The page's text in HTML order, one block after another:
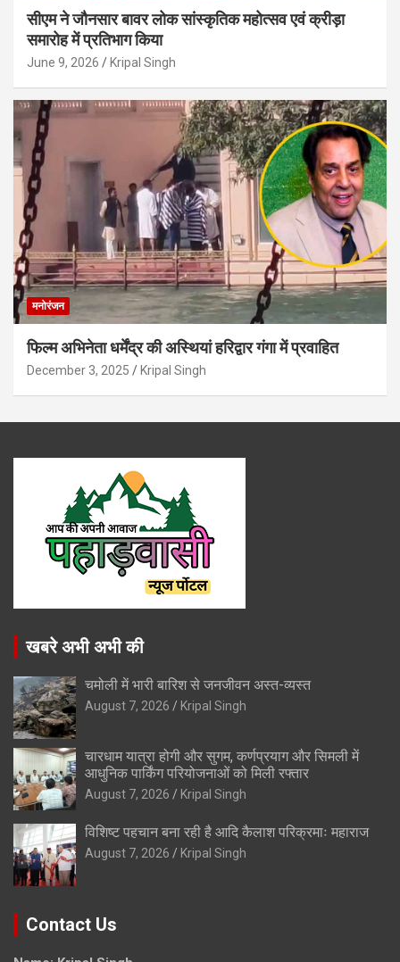
सीएम ने जौनसार बावर लोक सांस्कृतिक महोत्सव एवं क्रीड़ा
समारोह में प्रतिभाग किया
June 9, 2026 Kripal Singh
मनोरंजन
फिल्म अभिनेता धर्मेंद्र की अस्थियां हरिद्वार गंगा में प्रवाहित
December 3, 2025 Kripal Singh
खबरे अभी अभी की
चमोली में भारी बारिश से जनजीवन अस्त-व्यस्त
August 7, 2026 Kripal Singh
चारधाम यात्रा होगी और सुगम, कर्णप्रयाग और सिमली में
आधुनिक पार्किंग परियोजनाओं को मिली रफ्तार
August 7, 2026 Kripal Singh
विशिष्ट पहचान बना रही है आदि कैलाश परिक्रमाः महाराज
August 7, 2026 Kripal Singh
Contact Us